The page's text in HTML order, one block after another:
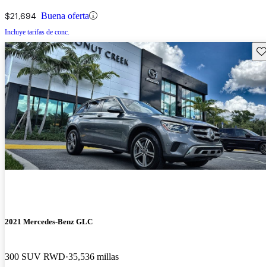
$21,694 Buena oferta
Incluye tarifas de conc.
2021 Mercedes-Benz GLC
300 SUV RWD 35,536 millas